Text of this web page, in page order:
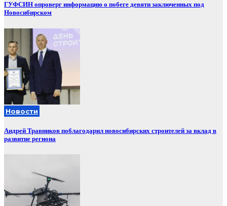
ГУФСИН опроверг информацию о побеге девяти заключенных под
Новосибирском
Новости
Андрей Травников поблагодарил новосибирских строителей за вклад в
развитие региона